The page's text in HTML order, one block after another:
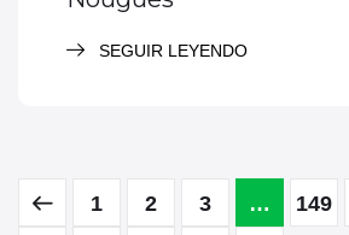
SEGUIR LEYENDO
1 2 3 … 149